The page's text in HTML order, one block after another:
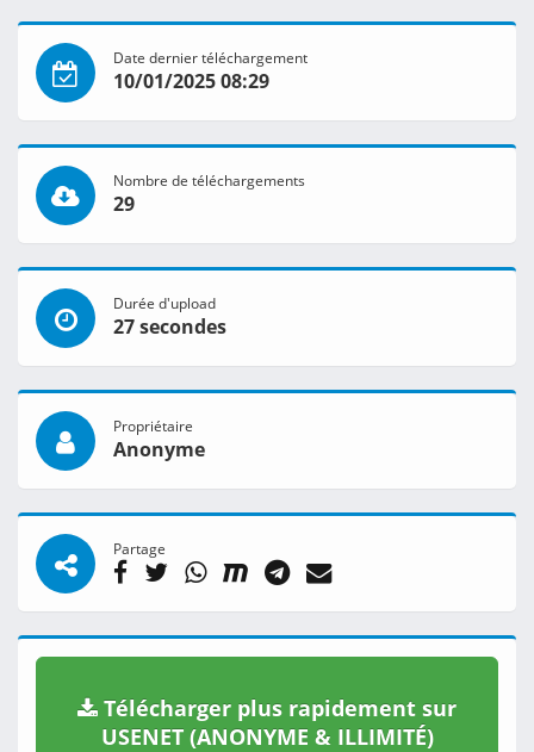
Date dernier téléchargement
10/01/2025 08:29
Nombre de téléchargements
29
Durée d'upload
27 secondes
Propriétaire
Anonyme
Partage
Télécharger plus rapidement sur
USENET (ANONYME & ILLIMITÉ)